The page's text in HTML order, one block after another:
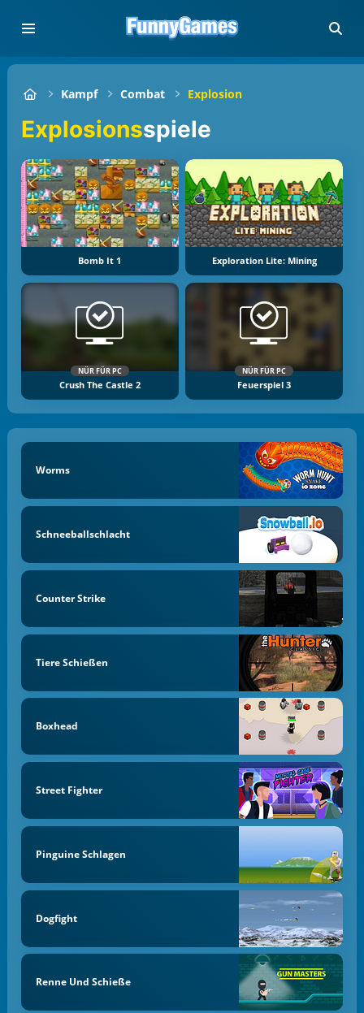
Kampf Combat Explosion
Explosionsspiele
Bomb It 1 Exploration Lite: Mining
NÜR FÜR PC
Crush The Castle 2
NÜR FÜR PC
Feuerspiel 3
Worms
Schneeballschlacht
Counter Strike
Tiere Schießen
Boxhead
Street Fighter
Pinguine Schlagen
Dogfight
Renne Und Schieße